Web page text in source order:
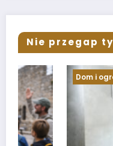
Nie przegap
Dom i ogród